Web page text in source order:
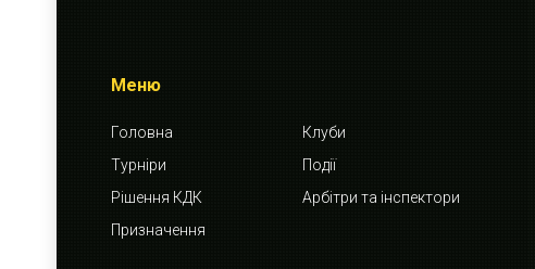
Меню
Головна
Клуби
Турніри
Події
Рішення КДК
Арбітри та інспектори
Призначення